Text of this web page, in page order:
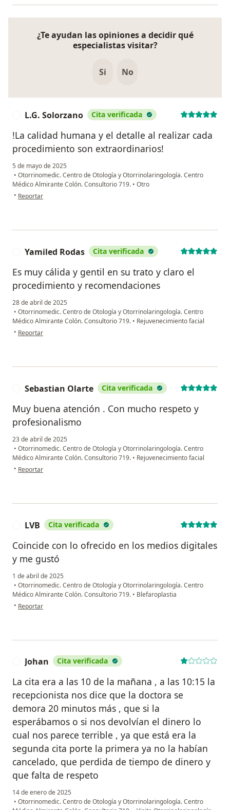
¿Te ayudan las opiniones a decidir qué
especialistas visitar?
Si No
L.G. Solorzano Cita verificada
!La calidad humana y el detalle al realizar cada
procedimiento son extraordinarios!
5 de mayo de 2025
• Otorrinomedic. Centro de Otología y Otorrinolaringología. Centro
Médico Almirante Colón. Consultorio 719. • Otro
• en opinión del usuario L.G. Solorzano
Reportar
Yamiled Rodas Cita verificada
Es muy cálida y gentil en su trato y claro el
procedimiento y recomendaciones
28 de abril de 2025
• Otorrinomedic. Centro de Otología y Otorrinolaringología. Centro
Médico Almirante Colón. Consultorio 719. • Rejuvenecimiento facial
• en opinión del usuario Yamiled Rodas
Reportar
Sebastian Olarte Cita verificada
Muy buena atención . Con mucho respeto y
profesionalismo
23 de abril de 2025
• Otorrinomedic. Centro de Otología y Otorrinolaringología. Centro
Médico Almirante Colón. Consultorio 719. • Rejuvenecimiento facial
• en opinión del usuario Sebastian Olarte
Reportar
LVB Cita verificada
Coincide con lo ofrecido en los medios digitales
y me gustó
1 de abril de 2025
• Otorrinomedic. Centro de Otología y Otorrinolaringología. Centro
Médico Almirante Colón. Consultorio 719. • Blefaroplastia
• en opinión del usuario LVB
Reportar
Johan Cita verificada
La cita era a las 10 de la mañana , a las 10:15 la
recepcionista nos dice que la doctora se
demora 20 minutos más , que si la
esperábamos o si nos devolvían el dinero lo
cual nos parece terrible , ya que está era la
segunda cita porte la primera ya no la habían
cancelado, que perdida de tiempo de dinero y
que falta de respeto
14 de enero de 2025
• Otorrinomedic. Centro de Otología y Otorrinolaringología. Centro